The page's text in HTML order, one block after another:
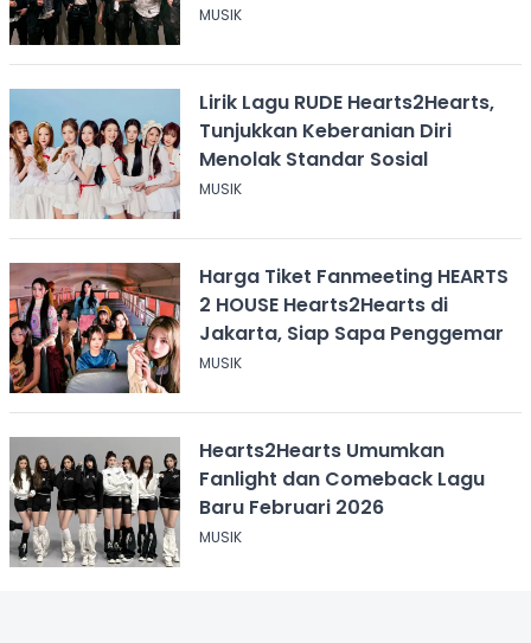
MUSIK
Lirik Lagu RUDE Hearts2Hearts,
Tunjukkan Keberanian Diri
Menolak Standar Sosial
MUSIK
Harga Tiket Fanmeeting HEARTS
2 HOUSE Hearts2Hearts di
Jakarta, Siap Sapa Penggemar
MUSIK
Hearts2Hearts Umumkan
Fanlight dan Comeback Lagu
Baru Februari 2026
MUSIK